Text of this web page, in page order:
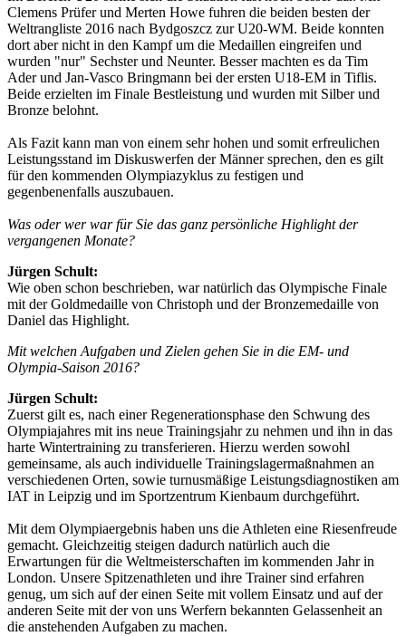
Clemens Prüfer und Merten Howe fuhren die beiden besten der
Weltrangliste 2016 nach Bydgoszcz zur U20-WM. Beide konnten
dort aber nicht in den Kampf um die Medaillen eingreifen und
wurden "nur" Sechster und Neunter. Besser machten es da Tim
Ader und Jan-Vasco Bringmann bei der ersten U18-EM in Tiflis.
Beide erzielten im Finale Bestleistung und wurden mit Silber und
Bronze belohnt.
Als Fazit kann man von einem sehr hohen und somit erfreulichen
Leistungsstand im Diskuswerfen der Männer sprechen, den es gilt
für den kommenden Olympiazyklus zu festigen und
gegenbenenfalls auszubauen.
Was oder wer war für Sie das ganz persönliche Highlight der
vergangenen Monate?
Jürgen Schult:
Wie oben schon beschrieben, war natürlich das Olympische Finale
mit der Goldmedaille von Christoph und der Bronzemedaille von
Daniel das Highlight.
Mit welchen Aufgaben und Zielen gehen Sie in die EM- und
Olympia-Saison 2016?
Jürgen Schult:
Zuerst gilt es, nach einer Regenerationsphase den Schwung des
Olympiajahres mit ins neue Trainingsjahr zu nehmen und ihn in das
harte Wintertraining zu transferieren. Hierzu werden sowohl
gemeinsame, als auch individuelle Trainingslagermaßnahmen an
verschiedenen Orten, sowie turnusmäßige Leistungsdiagnostiken am
IAT in Leipzig und im Sportzentrum Kienbaum durchgeführt.
Mit dem Olympiaergebnis haben uns die Athleten eine Riesenfreude
gemacht. Gleichzeitig steigen dadurch natürlich auch die
Erwartungen für die Weltmeisterschaften im kommenden Jahr in
London. Unsere Spitzenathleten und ihre Trainer sind erfahren
genug, um sich auf der einen Seite mit vollem Einsatz und auf der
anderen Seite mit der von uns Werfern bekannten Gelassenheit an
die anstehenden Aufgaben zu machen.